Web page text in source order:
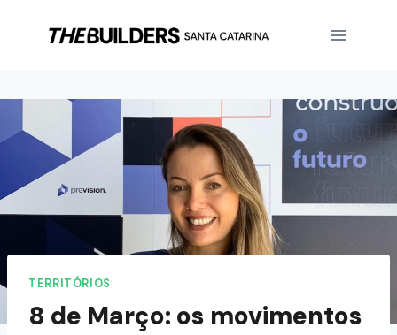
TERRITÓRIOS
8 de Março: os movimentos